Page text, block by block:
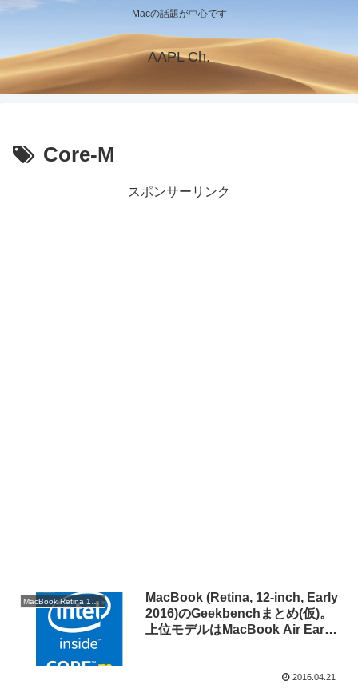
Macの話題が中心です
AAPL Ch.
Core-M
スポンサーリンク
MacBook Retina 12inch Early 2016
MacBook (Retina, 12-inch, Early
2016)のGeekbenchまとめ(仮)。
上位モデルはMacBook Air Early
2016.04.21